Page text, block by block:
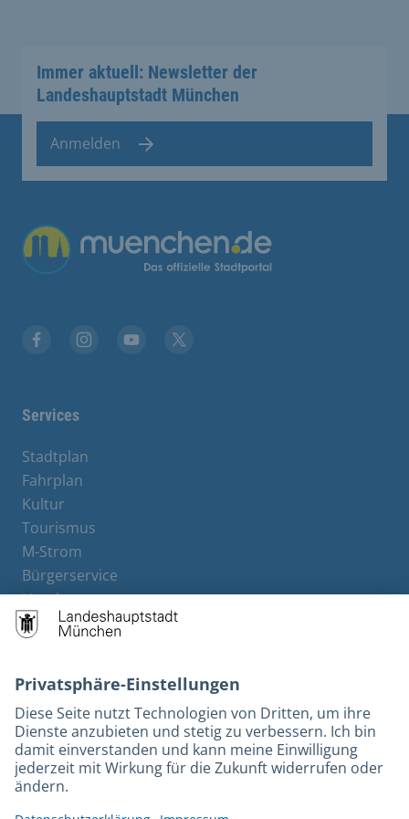
Immer aktuell: Newsletter der
Landeshauptstadt München
Anmelden
Übergreifende Links
Services
Stadtplan
Fahrplan
Kultur
Tourismus
M-Strom
Bürgerservice
Hotels
Barrierefreiheit
Leichte Sprache
Gebärdensprache
Datenschutz